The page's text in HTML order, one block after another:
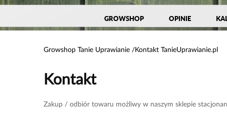
GROWSHOP OPINIE
Growshop Tanie Uprawianie Kontakt TanieUprawianie.pl
Kontakt
Zakup / odbiór towaru możliwy w naszym sklepie